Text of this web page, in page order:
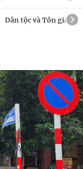
Dân tộc và Tôn giáo